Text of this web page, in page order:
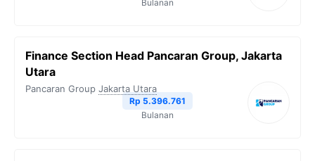
Bulanan
Finance Section Head Pancaran Group, Jakarta
Utara
Pancaran Group Jakarta Utara
Rp 5.396.761
Bulanan